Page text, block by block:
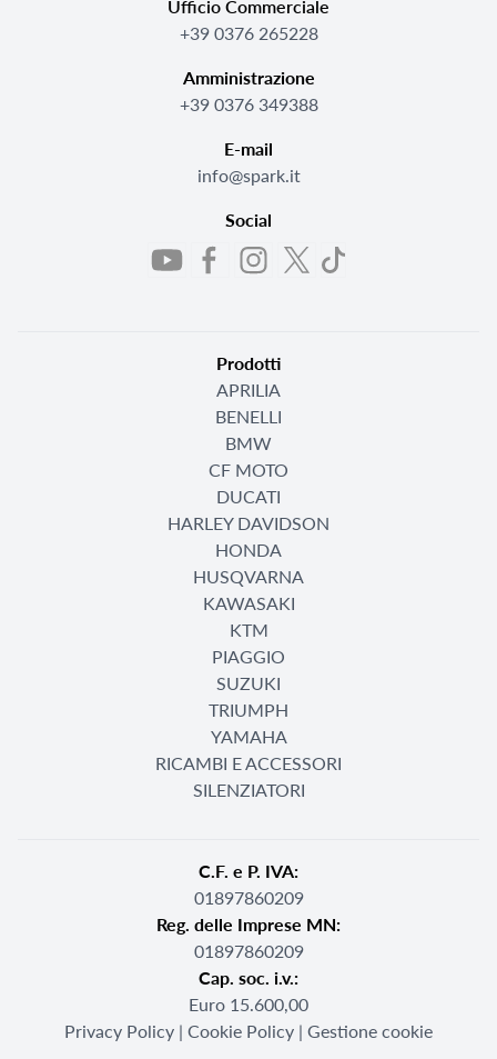
Ufficio Commerciale
+39 0376 265228
Amministrazione
+39 0376 349388
E-mail
info@spark.it
Social
Prodotti
APRILIA
BENELLI
BMW
CF MOTO
DUCATI
HARLEY DAVIDSON
HONDA
HUSQVARNA
KAWASAKI
KTM
PIAGGIO
SUZUKI
TRIUMPH
YAMAHA
RICAMBI E ACCESSORI
SILENZIATORI
C.F. e P. IVA:
01897860209
Reg. delle Imprese MN:
01897860209
Cap. soc. i.v.:
Euro 15.600,00
Privacy Policy | Cookie Policy | Gestione cookie